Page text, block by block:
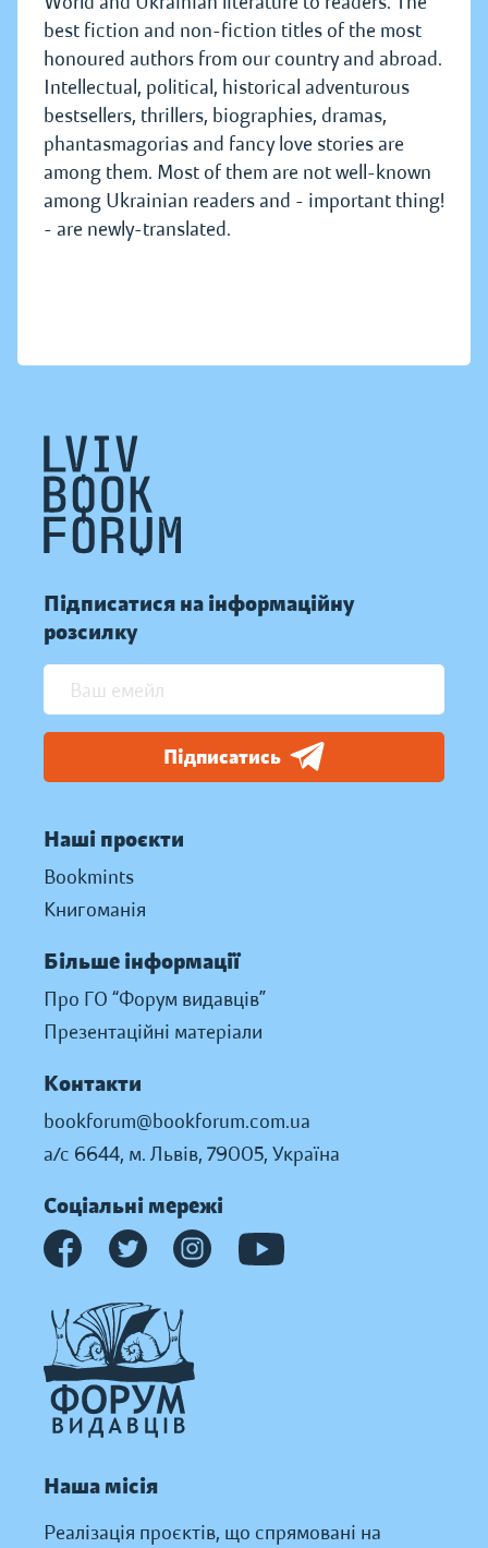
best fiction and non-fiction titles of the most
honoured authors from our country and abroad.
Intellectual, political, historical adventurous
bestsellers, thrillers, biographies, dramas,
phantasmagorias and fancy love stories are
among them. Most of them are not well-known
among Ukrainian readers and - important thing!
- are newly-translated.
Підписатися на інформаційну
розсилку
Підписатись
Наші проєкти
Bookmints
Книгоманія
Більше інформації
Про ГО “Форум видавців”
Презентаційні матеріали
Контакти
bookforum@bookforum.com.ua
а/с 6644, м. Львів, 79005, Україна
Соціальні мережі
Наша місія
Реалізація проєктів, що спрямовані на